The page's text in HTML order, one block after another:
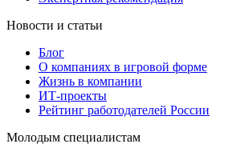
Новости и статьи
Блог
О компаниях в игровой форме
Жизнь в компании
ИТ-проекты
Рейтинг работодателей России
Молодым специалистам